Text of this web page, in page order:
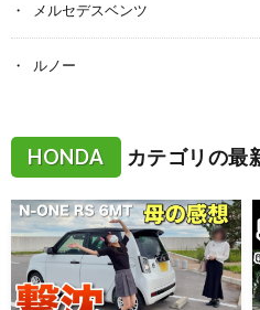
メルセデスベンツ
ルノー
HONDA カテゴリの最